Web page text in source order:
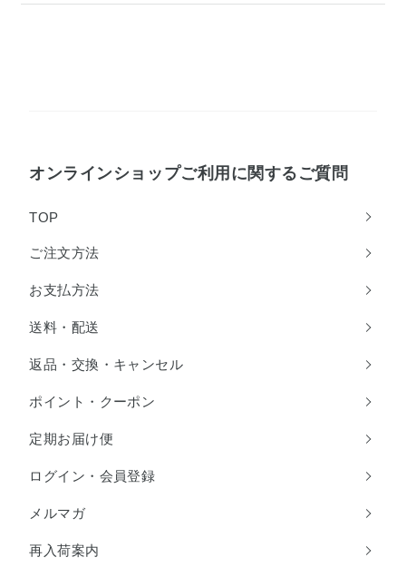
オンラインショップご利用に関するご質問
TOP
ご注文方法
お支払方法
送料・配送
返品・交換・キャンセル
ポイント・クーポン
定期お届け便
ログイン・会員登録
メルマガ
再入荷案内